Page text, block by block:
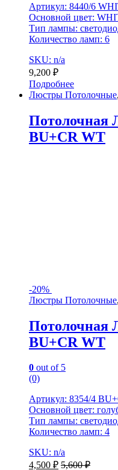
Артикул: 8440/6
Основной цвет:
Тип лампы:
Количество ламп: 6
SKU: n/a
9,200 ₽
Подробнее
Люстры Потолочные,
Потолочная
BU+CR WT
-20%
Люстры Потолочные,
Потолочная
BU+CR WT
0 out of 5
(0)
Артикул: 8354/4
Основной цвет:
Тип лампы:
Количество ламп: 4
SKU: n/a
4,500 ₽ 5,600₽